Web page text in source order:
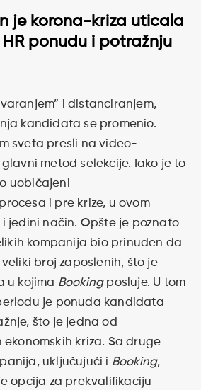
je korona-kriza uticala
ponudu i potražnju
i distanciranjem,
kandidata se promenio.
sveta presli na video-
metod selekcije. Iako je to
uobičajeni
i pre krize, u ovom
jedini način. Opšte je poznato
kompanija bio prinuđen da
broj zaposlenih, što je
u kojima Bookingposluje. U tom
je ponuda kandidata
što je jedna od
kriza. Sa druge
uključujući i Booking,
opcija za prekvalifikaciju